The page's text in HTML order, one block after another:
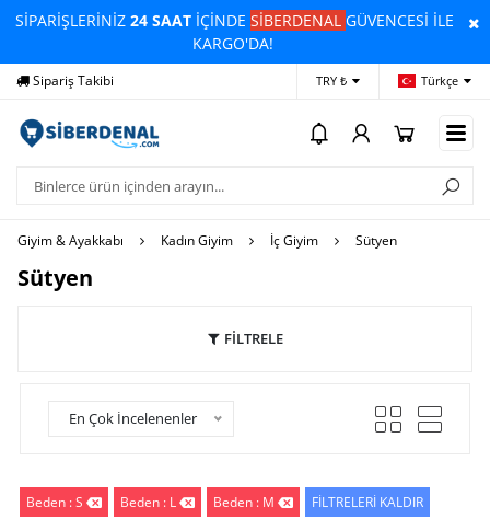
SİPARİŞLERİNİZ24 SAAT İÇİNDESİBERDENALGÜVENCESİ İLE
KARGO'DA!
Sipariş Takibi TRY ₺ Türkçe
Giyim & Ayakkabı Kadın Giyim İç Giyim Sütyen
Sütyen
FİLTRELE
En Çok İncelenenler
Beden : S Beden : L Beden : M FİLTRELERİ KALDIR